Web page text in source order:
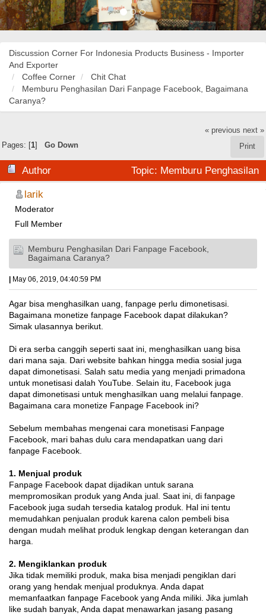
Discussion Corner For Indonesia Products Business - Importer
And Exporter
Coffee Corner
Chit Chat
Memburu Penghasilan Dari Fanpage Facebook, Bagaimana
Caranya?
« previous next »
Print
Pages: [1] Go Down
Author
Topic: Memburu Penghasilan
Dari Fanpage Facebook, Bagaimana Caranya? (Read
30340 times)
larik
Moderator
Full Member
Memburu Penghasilan Dari Fanpage Facebook,
Bagaimana Caranya?
| May 06, 2019, 04:40:59 PM
Agar bisa menghasilkan uang, fanpage perlu dimonetisasi.
Bagaimana monetize fanpage Facebook dapat dilakukan?
Simak ulasannya berikut.
Di era serba canggih seperti saat ini, menghasilkan uang bisa
dari mana saja. Dari website bahkan hingga media sosial juga
dapat dimonetisasi. Salah satu media yang menjadi primadona
untuk monetisasi dalah YouTube. Selain itu, Facebook juga
dapat dimonetisasi untuk menghasilkan uang melalui fanpage.
Bagaimana cara monetize Fanpage Facebook ini?
Sebelum membahas mengenai cara monetisasi Fanpage
Facebook, mari bahas dulu cara mendapatkan uang dari
fanpage Facebook.
1. Menjual produk
Fanpage Facebook dapat dijadikan untuk sarana
mempromosikan produk yang Anda jual. Saat ini, di fanpage
Facebook juga sudah tersedia katalog produk. Hal ini tentu
memudahkan penjualan produk karena calon pembeli bisa
dengan mudah melihat produk lengkap dengan keterangan dan
harga.
2. Mengiklankan produk
Jika tidak memiliki produk, maka bisa menjadi pengiklan dari
orang yang hendak menjual produknya. Anda dapat
memanfaatkan fanpage Facebook yang Anda miliki. Jika jumlah
like sudah banyak, Anda dapat menawarkan jasang pasang